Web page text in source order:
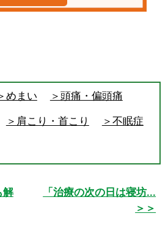
めまい ＞頭痛・偏頭痛
＞肩こり・首こり ＞不眠症
解
「治療の次の日は寝坊...
＞＞